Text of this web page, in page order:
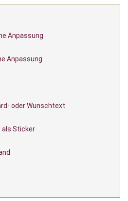
Anpassung
Anpassung
oder Wunschtext
als Sticker